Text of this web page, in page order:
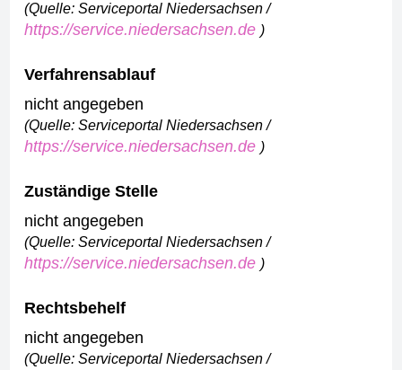
(Quelle: Serviceportal Niedersachsen /
https://service.niedersachsen.de )
Verfahrensablauf
nicht angegeben
(Quelle: Serviceportal Niedersachsen /
https://service.niedersachsen.de )
Zuständige Stelle
nicht angegeben
(Quelle: Serviceportal Niedersachsen /
https://service.niedersachsen.de )
Rechtsbehelf
nicht angegeben
(Quelle: Serviceportal Niedersachsen /